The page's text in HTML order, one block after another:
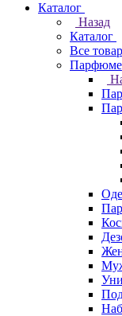
Каталог
Назад
Каталог
Все